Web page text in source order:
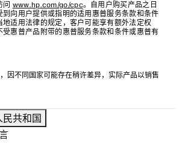
问 www.hp.com/go/cpc。自用户购买产品之日
到向用户提供或指明的适用惠普服务条款和条件
地适用法律的规定，客户可能享有额外法定权
受惠普产品附带的惠普服务条款和条件或惠普有
因不同国家可能存在稍许差异，实际产品以销售
民共和国